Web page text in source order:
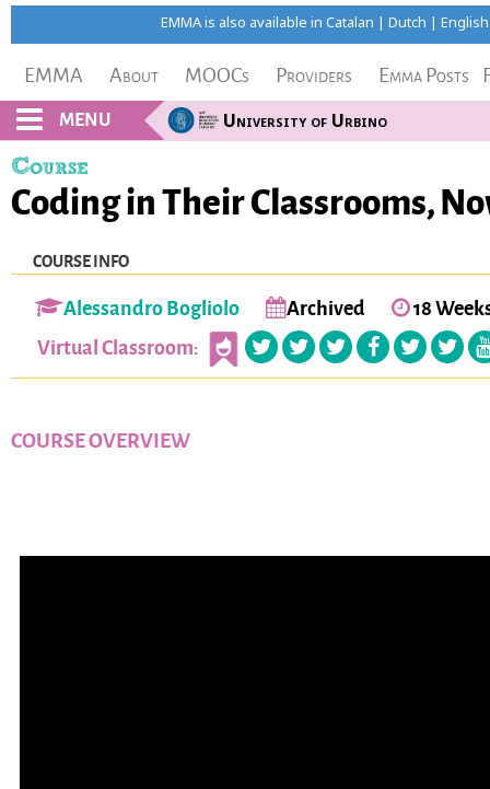
EMMA is also available inCatalan |Dutch |English
EMMA About MOOCs Providers Emma Posts
MENU University of Urbino
Course
Coding in Their Classrooms,
COURSE INFO
Alessandro Bogliolo Archived
18
Virtual Classroom:
COURSE OVERVIEW